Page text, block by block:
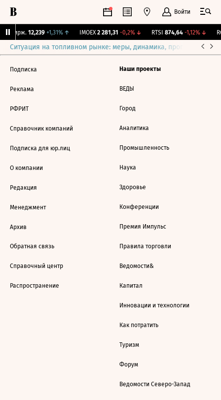
Войти
Бирж. 12,239 +1,31%↑ IMOEX 2 281,31 -0,2%↓ RTSI 874,64 -1,12%↓
Ситуация на топливном рынке: меры, динамика, прогнозы
Подписка
Реклама
РФРИТ
Справочник компаний
Подписка для юр.лиц
О компании
Редакция
Менеджмент
Архив
Обратная связь
Справочный центр
Распространение
Наши проекты
ВЕДЫ
Город
Аналитика
Промышленность
Наука
Здоровье
Конференции
Премия Импульс
Правила торговли
Ведомости&
Капитал
Инновации и технологии
Как потратить
Туризм
Форум
Ведомости Северо-Запад